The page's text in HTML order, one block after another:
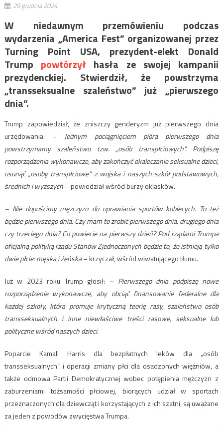
29 grudnia 2024
W niedawnym przemówieniu podczas
wydarzenia „America Fest” organizowanej przez
Turning Point USA, prezydent-elekt Donald
Trump powtórzył hasła ze swojej kampanii
prezydenckiej. Stwierdził, że powstrzyma
„transseksualne szaleństwo” już „pierwszego
dnia”.
Trump zapowiedział, że zniszczy genderyzm już pierwszego dnia
urzędowania. – Jednym pociągnięciem pióra pierwszego dnia
powstrzymamy szaleństwo tzw. „osób transpłciowych”. Podpiszę
rozporządzenia wykonawcze, aby zakończyć okaleczanie seksualne dzieci,
usunąć „osoby transpłciowe” z wojska i naszych szkół podstawowych,
średnich i wyższych– powiedział wśród burzy oklasków.
– Nie dopuścimy mężczyzn do uprawiania sportów kobiecych. To też
będzie pierwszego dnia. Czy mam to zrobić pierwszego dnia, drugiego dnia
czy trzeciego dnia? Co powiecie na pierwszy dzień? Pod rządami Trumpa
oficjalną polityką rządu Stanów Zjednoczonych będzie to, że istnieją tylko
dwie płcie: męska i żeńska– krzyczał, wśród wiwatującego tłumu.
Już w 2023 roku Trump głosił: – Pierwszego dnia podpiszę nowe
rozporządzenie wykonawcze, aby obciąć finansowanie federalne dla
każdej szkoły, która promuje krytyczną teorię rasy, szaleństwo osób
transseksualnych i inne niewłaściwe treści rasowe, seksualne lub
polityczne wśród naszych dzieci.
Poparcie Kamali Harris dla bezpłatnych leków dla „osób
transseksualnych” i operacji zmiany płci dla osadzonych więźniów, a
także odmowa Partii Demokratycznej wobec potępienia mężczyzn z
zaburzeniami tożsamości płciowej, biorących udział w sportach
przeznaczonych dla dziewcząt i korzystających z ich szatni, są uważane
za jeden z powodów zwycięstwa Trumpa.